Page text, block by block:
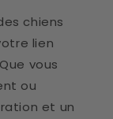
chiens
lien
vous
ou
et un